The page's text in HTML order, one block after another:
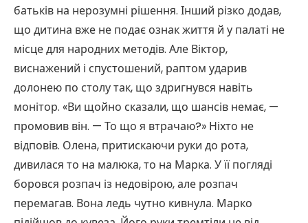
батьків на нерозумні рішення. Інший різко додав,
що дитина вже не подає ознак життя й у палаті не
місце для народних методів. Але Віктор,
виснажений і спустошений, раптом ударив
долонею по столу так, що здригнувся навіть
монітор. «Ви щойно сказали, що шансів немає, —
промовив він. — То що я втрачаю?» Ніхто не
відповів. Олена, притискаючи руки до рота,
дивилася то на малюка, то на Марка. У її погляді
боровся розпач із недовірою, але розпач
перемагав. Вона ледь чутно кивнула. Марко